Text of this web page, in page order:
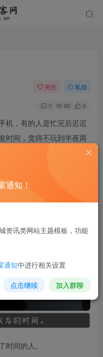
关注 私信
0 90 0
机，有的人是忙完后迟迟
时间，觉得不玩到半夜两
时间。
间的人。
通知！
资讯类网站主题模板，功能
通知中进行相关设置
点击继续 加入群聊